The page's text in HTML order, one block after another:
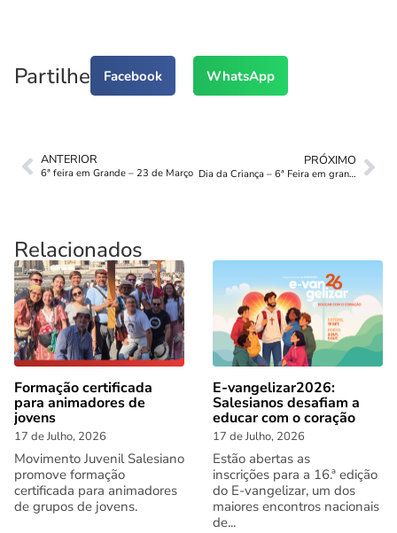
Partilhe Facebook WhatsApp
ANTERIOR
6ª feira em Grande – 23 de Março
PRÓXIMO
Dia da Criança – 6ª Feira em grande
Relacionados
Formação certificada
para animadores de
jovens
17 de Julho, 2026
Movimento Juvenil Salesiano
promove formação
certificada para animadores
de grupos de jovens.
E-vangelizar2026:
Salesianos desafiam a
educar com o coração
17 de Julho, 2026
Estão abertas as
inscrições para a 16.ª edição
do E-vangelizar, um dos
maiores encontros nacionais
de...